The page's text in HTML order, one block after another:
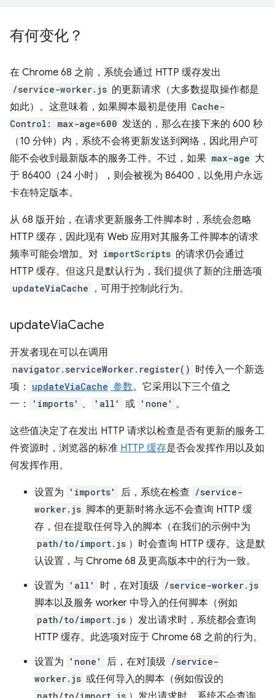
有何变化？
在 Chrome 68 之前，系统会通过 HTTP 缓存发出
/service-worker.js 的更新请求（大多数提取操作都是
如此）。这意味着，如果脚本最初是使用 Cache-
Control: max-age=600 发送的，那么在接下来的 600 秒
（10 分钟）内，系统不会将更新发送到网络，因此用户可
能不会收到最新版本的服务工件。不过，如果 max-age 大
于 86400（24 小时），则会被视为 86400，以免用户永远
卡在特定版本。
从 68 版开始，在请求更新服务工件脚本时，系统会忽略
HTTP 缓存，因此现有 Web 应用对其服务工件脚本的请求
频率可能会增加。对 importScripts 的请求仍会通过
HTTP 缓存。但这只是默认行为，我们提供了新的注册选项
updateViaCache ，可用于控制此行为。
updateViaCache
开发者现在可以在调用
navigator.serviceWorker.register() 时传入一个新选
项：
updateViaCache 参数。它采用以下三个值之
一：
'imports' 、 'all' 或 'none' 。
这些值决定了在发出 HTTP 请求以检查是否有更新的服务工
件资源时，浏览器的标准 HTTP 缓存是否会发挥作用以及如
何发挥作用。
设置为 'imports' 后，系统在检查 /service-
worker.js 脚本的更新时将永远不会查询 HTTP 缓
存，但在提取任何导入的脚本（在我们的示例中为
path/to/import.js ）时会查询 HTTP 缓存。这是默
认设置，与 Chrome 68 及更高版本中的行为一致。
设置为
'all' 时，在对顶级 /service-worker.js
脚本以及服务 worker 中导入的任何脚本（例如
path/to/import.js ）发出请求时，系统都会查询
HTTP 缓存。此选项对应于 Chrome 68 之前的行为。
设置为
'none' 后，在对顶级 /service-
worker.js 或任何导入的脚本（例如假设的